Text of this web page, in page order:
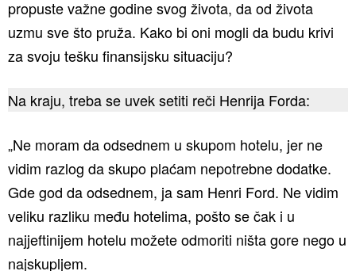
propuste važne godine svog života, da od života
uzmu sve što pruža. Kako bi oni mogli da budu krivi
za svoju tešku finansijsku situaciju?
Na kraju, treba se uvek setiti reči Henrija Forda:
„Ne moram da odsednem u skupom hotelu, jer ne
vidim razlog da skupo plaćam nepotrebne dodatke.
Gde god da odsednem, ja sam Henri Ford. Ne vidim
veliku razliku među hotelima, pošto se čak i u
najjeftinijem hotelu možete odmoriti ništa gore nego u
najskupljem.